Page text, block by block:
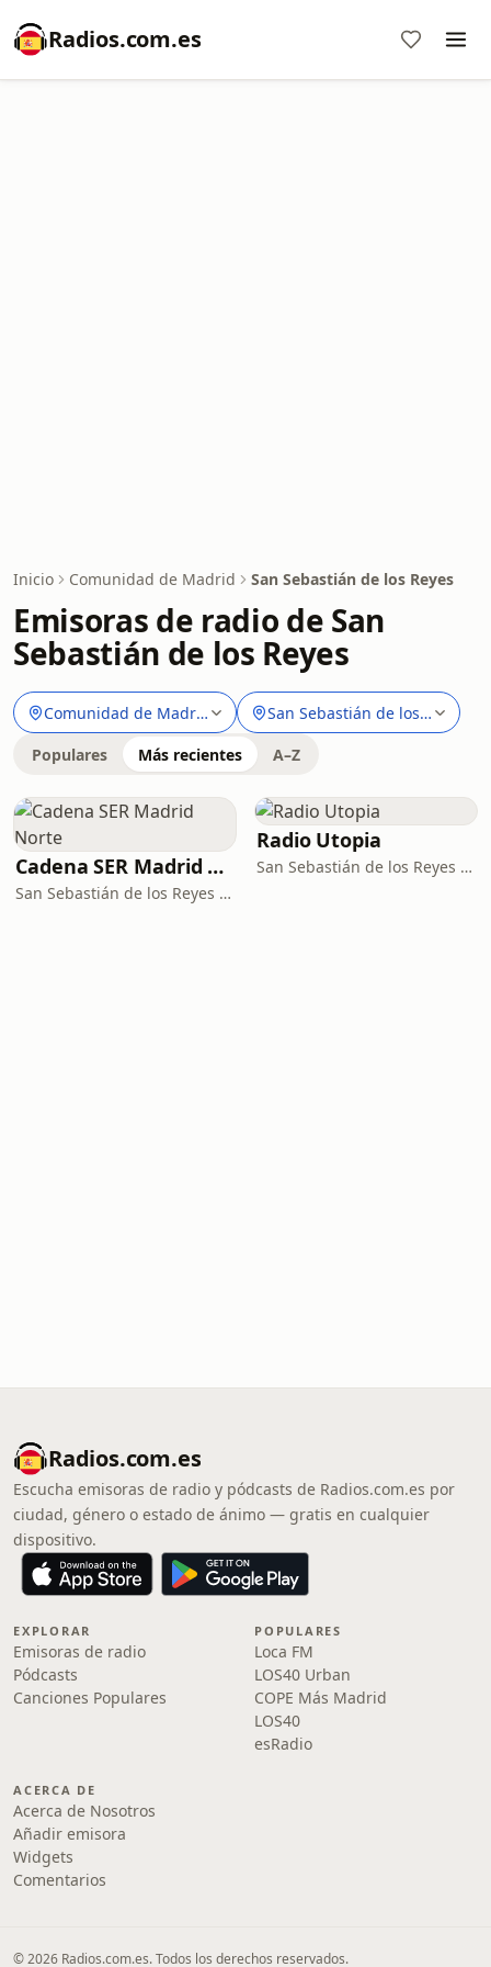
Radios.com.es
Inicio Comunidad de Madrid San Sebastián de los Reyes
Emisoras de radio de San
Sebastián de los Reyes
Comunidad de Madrid San Sebastián de los Reyes
Populares Más recientes A–Z
Cadena SER Madrid Norte
San Sebastián de los Reyes · 89.6 FM
Radio Utopia
San Sebastián de los Reyes · 107.3 FM
Radios.com.es
Escucha emisoras de radio y pódcasts de Radios.com.es por
ciudad, género o estado de ánimo — gratis en cualquier
dispositivo.
EXPLORAR
Emisoras de radio
Pódcasts
Canciones Populares
POPULARES
Loca FM
LOS40 Urban
COPE Más Madrid
LOS40
esRadio
ACERCA DE
Acerca de Nosotros
Añadir emisora
Widgets
Comentarios
© 2026 Radios.com.es. Todos los derechos reservados.